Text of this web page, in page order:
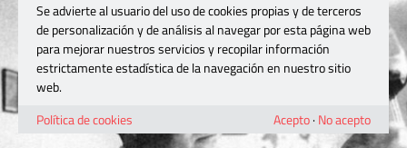
Se advierte al usuario del uso de cookies propias y de terceros
de personalización y de análisis al navegar por esta página web
para mejorar nuestros servicios y recopilar información
estrictamente estadística de la navegación en nuestro sitio
web.
Política de cookies
Acepto· No acepto